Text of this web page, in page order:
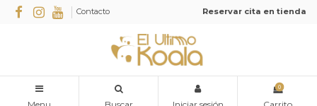
Contacto Reservar cita en tienda
0